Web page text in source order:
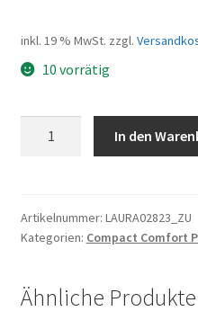
inkl. 19 % MwSt. zzgl.
10 vorrätig
Menge
In den
Artikelnummer: LAURA02823_ZU
Kategorien: Compact Comfort
Ähnliche Produkte